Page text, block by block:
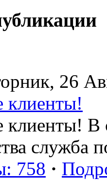
26
клиенты!
В
служба
758 ·